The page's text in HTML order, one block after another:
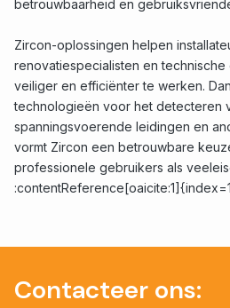
betrouwbaarheid en
Zircon-oplossingen helpen
renovatiespecialisten en technische
veiliger en efficiënter te werken.
technologieën voor het detecteren
spanningsvoerende leidingen en
vormt Zircon een betrouwbare
professionele gebruikers als
Contacteer ons: